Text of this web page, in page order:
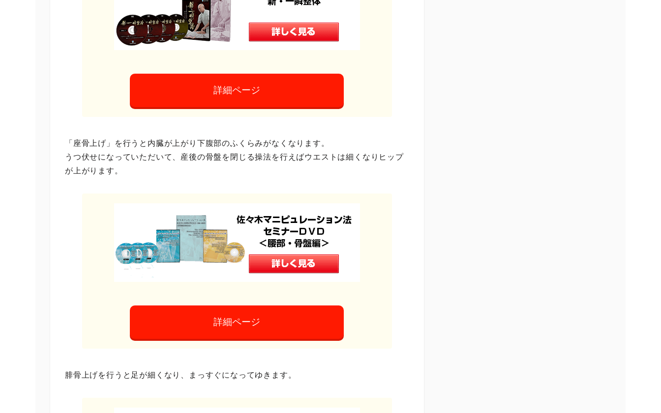
詳細ページ
「座骨上げ」を行うと内臓が上がり下腹部のふくらみがなくなります。
うつ伏せになっていただいて、産後の骨盤を閉じる操法を行えばウエストは細くなりヒップ
が上がります。
詳細ページ
腓骨上げを行うと足が細くなり、まっすぐになってゆきます。